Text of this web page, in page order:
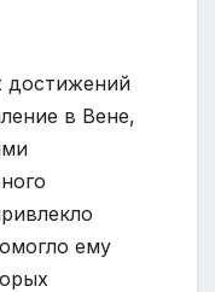
достижений
в Вене,
ему